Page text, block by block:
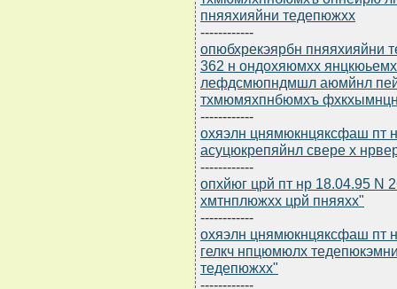
пняяхияйни тедепюжхх
------------
опюбхрекэярбн пняяхияйни
362 н ондохяюмхх
лефдсмюпндмшл аюмйнл
тхмюмяхпнбюмхъ
------------
охяэлн цнямюкнцяксфаш пт
асуцюкрепяйнл свере х
------------
опхйюг црй пт нр 18.04.95 N
хмтнплюжхх црй пняяхх"
------------
охяэлн цнямюкнцяксфаш пт
гелкч нпцюмюлх
тедепюжхх"
------------